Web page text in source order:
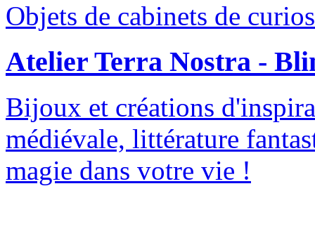
Objets de cabinets de
Atelier Terra Nostra -
Bijoux et créations
médiévale, littérature
magie dans votre vie !